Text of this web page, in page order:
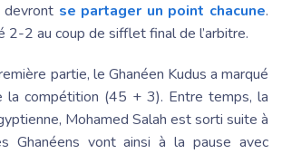
se partager un point chacune.
2-2 au coup de sifflet final de l’arbitre.
partie, le Ghanéen Kudus a marqué
la compétition (45 + 3). Entre temps, la
Mohamed Salah est sorti suite à
Ghanéens vont ainsi à la pause avec